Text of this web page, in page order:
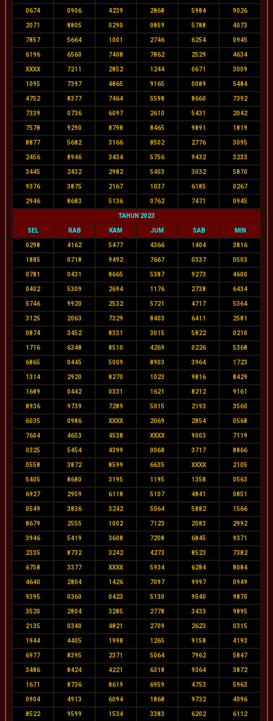
0674 0906 4239 2868 5984 9026
2071 8805 0290 0859 5788 4073
7857 5664 1001 2746 6254 0945
6196 6560 7408 7862 2529 4634
XXXX 7211 2852 1244 0671 3009
1095 7397 4865 9165 0089 5484
4752 8377 7464 5598 8660 7392
7339 0736 6097 2610 5431 2042
7578 9290 8798 8465 9891 1819
8877 5682 3166 8502 2776 3095
2456 8946 3434 5756 9432 3233
3445 2432 2982 5403 3032 5870
9376 3875 2167 1037 6185 0267
2946 8683 5136 0762 7471 0945
TAHUN 2023
SEL RAB KAM JUM SAB MIN
0298 4162 5477 4366 1404 3816
1885 0718 9492 7667 0337 0503
0781 0431 8665 5387 9273 4600
0402 5309 2694 1176 2738 6434
5746 9920 2532 5721 4717 5364
3125 2063 7329 8403 6411 2581
0874 3452 8331 3015 5822 0210
1716 6348 8510 4269 0226 5368
6865 0445 5009 8903 3964 1723
1314 2920 8270 1023 9816 8429
1689 0442 0331 1621 8212 9161
8936 9739 7289 5015 2193 3560
6035 0986 XXXX 2069 2854 0568
7604 4653 4538 XXXX 9003 7119
0325 5454 4399 0068 3717 8866
0558 3872 8599 6635 XXXX 2105
5405 8680 3195 1195 1358 0563
6927 2959 6118 5107 4841 0851
0549 3836 3242 5064 5882 1566
8679 2555 1002 7123 2083 2992
3946 5419 3608 7208 6845 9371
2335 8732 3242 4273 8523 7382
6758 3377 XXXX 5934 6284 8084
4640 2804 1426 7097 9997 0949
9395 0360 0423 5130 9540 9870
3520 2804 3285 2778 3433 9895
2135 0340 4821 2709 2623 0315
1944 4405 1998 1265 9158 4193
6977 8395 2371 5064 7962 5847
3486 8424 4221 6318 9364 3872
1671 8736 8619 6959 4753 5963
0904 4913 6094 1868 9732 4096
8522 9599 1534 3383 6202 6112